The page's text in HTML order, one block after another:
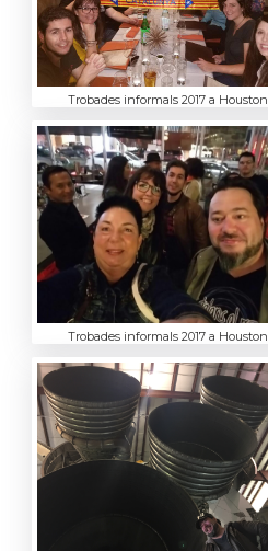
Trobades informals 2017 a Houston
Trobades informals 2017 a Houston